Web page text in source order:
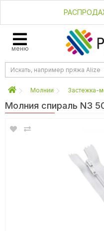
меню
Молнии Застежка-
Молния спираль N3